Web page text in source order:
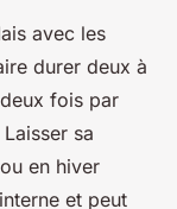
avec les
durer deux à
fois par
sa
en hiver
et peut